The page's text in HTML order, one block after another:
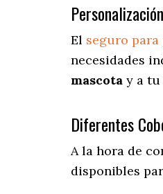
El seguro para
necesidades
mascota y a tu
Diferentes
A la hora de
disponibles